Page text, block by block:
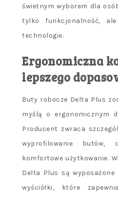
świetnym wyborem dla
tylko funkcjonalność, ale
technologie.
Ergonomiczna
lepszego
Buty robocze Delta Plus
myślą o ergonomicznym
Producent zwraca
wyprofilowanie
komfortowe użytkowanie.
Delta Plus są
wyściółki, które